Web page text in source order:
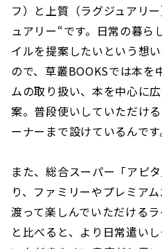
フ）と上質（ラグジュアリ
ュアリー“です。日常の暮ら
イルを提案したいという想
ので、草叢BOOKSでは本を
ムの取り扱い、本を中心に
案。普段使いしていただけ
ーナーまで設けているんです
また、総合スーパー「アピ
り、ファミリーやプレミア
渡って楽しんでいただける
と比べると、より日常遣い